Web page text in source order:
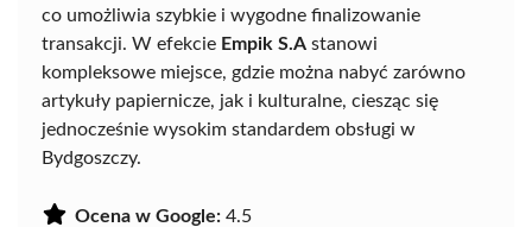
co umożliwia szybkie i wygodne finalizowanie
transakcji. W efekcie Empik S.A stanowi
kompleksowe miejsce, gdzie można nabyć zarówno
artykuły papiernicze, jak i kulturalne, ciesząc się
jednocześnie wysokim standardem obsługi w
Bydgoszczy.
Ocena w Google: 4.5